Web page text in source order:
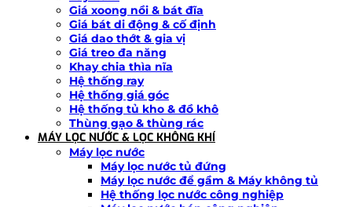
Giá xoong nồi & bát đĩa
Giá bát di động & cố định
Giá dao thớt & gia vị
Giá treo đa năng
Khay chia thìa nĩa
Hệ thống ray
Hệ thống giá góc
Hệ thống tủ kho & đồ khô
Thùng gạo & thùng rác
MÁY LỌC NƯỚC & LỌC KHÔNG KHÍ
Máy lọc nước
Máy lọc nước tủ đứng
Máy lọc nước để gầm & Máy không tủ
Hệ thống lọc nước công nghiệp